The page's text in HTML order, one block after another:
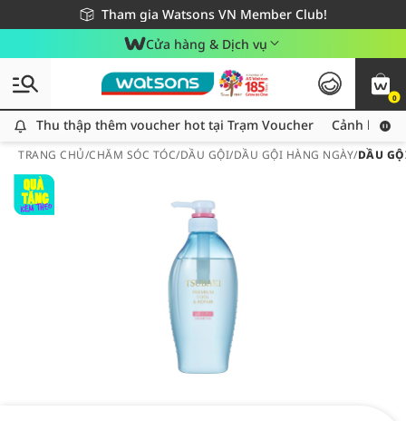
Tham gia Watsons VN Member Club!
Miễn phí giao hàng cho đơn hàng từ 249,000Đ
Giao hàng nhanh 24h - Áp dụng khu vực TP. Hồ Chí Minh
Cửa hàng & Dịch vụ
0
Thu thập thêm voucher hot tại Trạm Voucher
Thu thập thêm voucher hot tại Trạm Voucher Cảnh báo
TRANG CHỦ/CHĂM SÓC TÓC/DẦU GỘI/DẦU GỘI HÀNG NGÀY/DẦU